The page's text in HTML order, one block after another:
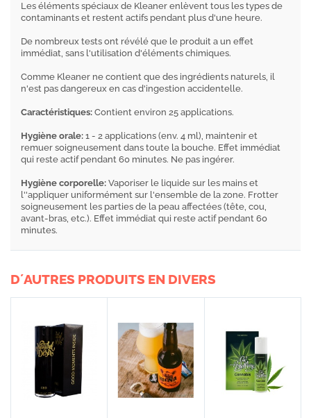
Les éléments spéciaux de Kleaner enlèvent tous les types de
contaminants et restent actifs pendant plus d'une heure.
De nombreux tests ont révélé que le produit a un effet
immédiat, sans l'utilisation d'éléments chimiques.
Comme Kleaner ne contient que des ingrédients naturels, il
n'est pas dangereux en cas d'ingestion accidentelle.
Caractéristiques: Contient environ 25 applications.
Hygiène orale: 1 - 2 applications (env. 4 ml), maintenir et
remuer soigneusement dans toute la bouche. Effet immédiat
qui reste actif pendant 60 minutes. Ne pas ingérer.
Hygiène corporelle: Vaporiser le liquide sur les mains et
l''appliquer uniformément sur l'ensemble de la zone. Frotter
soigneusement les parties de la peau affectées (tête, cou,
avant-bras, etc.). Effet immédiat qui reste actif pendant 60
minutes.
D´AUTRES PRODUITS EN DIVERS